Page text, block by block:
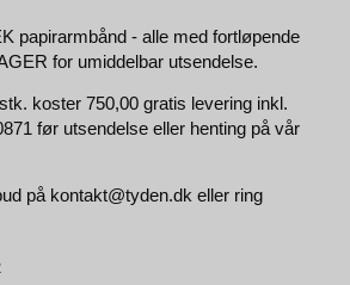
papirarmbånd - alle med fortløpende
for umiddelbar utsendelse.
koster 750,00 gratis levering inkl.
før utsendelse eller henting på vår
på kontakt@tyden.dk eller ring